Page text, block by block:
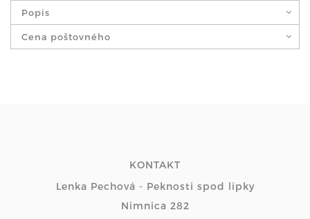
Popis
Cena poštovného
KONTAKT
Lenka Pechová - Peknosti spod lipky
Nimnica 282